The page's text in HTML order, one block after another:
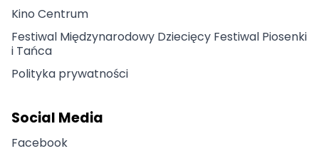
Kino Centrum
Festiwal Międzynarodowy Dziecięcy Festiwal Piosenki
i Tańca
Polityka prywatności
Social Media
Facebook